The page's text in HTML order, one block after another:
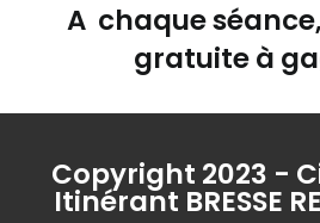
A chaque
gratuite à
Copyright 2023 -
Itinérant BRESSE